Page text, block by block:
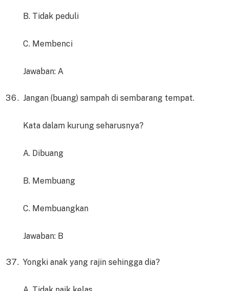
B. Tidak peduli
C. Membenci
Jawaban: A
Jangan (buang) sampah di sembarang tempat.
Kata dalam kurung seharusnya?
A. Dibuang
B. Membuang
C. Membuangkan
Jawaban: B
Yongki anak yang rajin sehingga dia?